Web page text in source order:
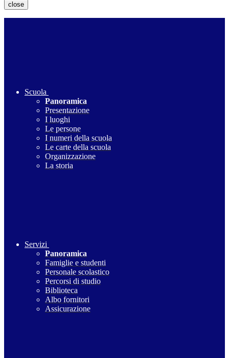
close
Scuola
Panoramica
Presentazione
I luoghi
Le persone
I numeri della scuola
Le carte della scuola
Organizzazione
La storia
Servizi
Panoramica
Famiglie e studenti
Personale scolastico
Percorsi di studio
Biblioteca
Albo fornitori
Assicurazione